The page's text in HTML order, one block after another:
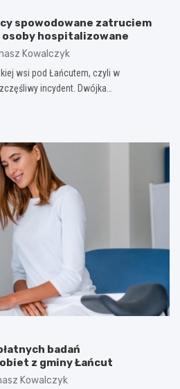
spowodowane zatruciem
hospitalizowane
Kowalczyk
wsi pod Łańcutem, czyli w
incydent. Dwójka…
badań
z gminy Łańcut
Kowalczyk